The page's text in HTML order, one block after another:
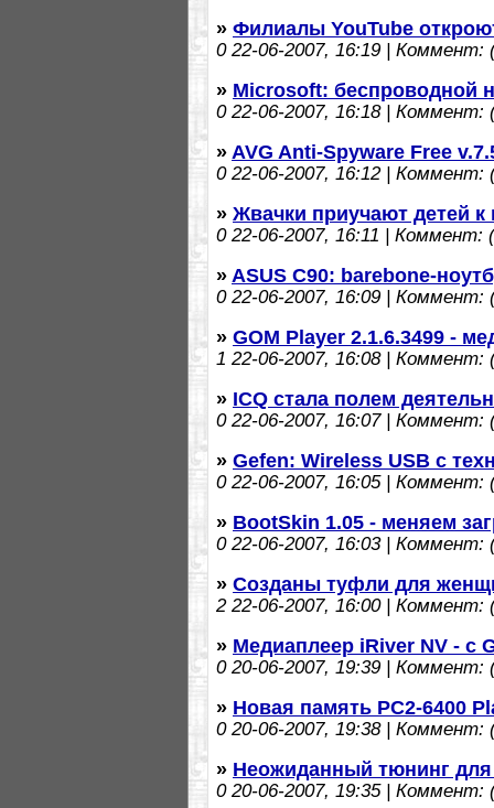
» Филиалы YouTube
022-06-2007, 16:19 | Коммент:
» Microsoft: беспроводной
022-06-2007, 16:18 | Коммент:
» AVG Anti-Spyware Free
022-06-2007, 16:12 | Коммент:
» Жвачки приучают детей к
022-06-2007, 16:11 | Коммент:
» ASUS C90: barebone-
022-06-2007, 16:09 | Коммент:
» GOM Player 2.1.6.3499 -
1 22-06-2007, 16:08 | Коммент:
» ICQ стала полем
022-06-2007, 16:07 | Коммент:
» Gefen: Wireless USB с
022-06-2007, 16:05 | Коммент:
» BootSkin 1.05 - меняем
022-06-2007, 16:03 | Коммент:
» Созданы туфли для
222-06-2007, 16:00 | Коммент:
» Медиаплеер iRiver NV - с
020-06-2007, 19:39 | Коммент:
» Новая память PC2-6400
020-06-2007, 19:38 | Коммент:
» Неожиданный тюнинг
020-06-2007, 19:35 | Коммент: